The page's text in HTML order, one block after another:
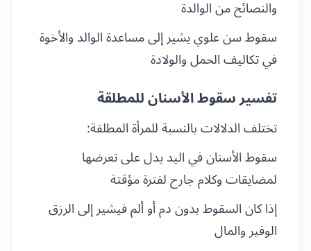
والنصائح من الوالدة
سقوط سن علوي يشير إلى مساعدة الوالد والأخوة
في تكاليف الحمل والولادة
تفسير سقوط الأسنان للمطلقة
تختلف الدلالات بالنسبة للمرأة المطلقة:
سقوط الأسنان في اليد يدل على تعرضها
لمضايقات وكلام جارح لفترة مؤقتة
إذا كان السقوط بدون دم أو ألم فيشير إلى الرزق
الوفير والمال